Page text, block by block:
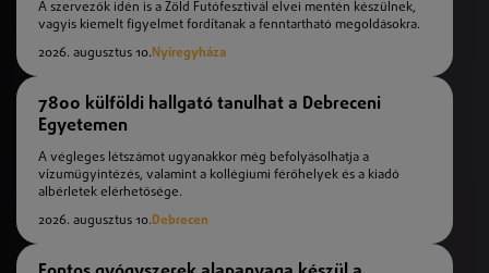
A szervezők idén is a Zöld Futófesztivál elvei mentén készülnek,
vagyis kiemelt figyelmet fordítanak a fenntartható megoldásokra.
2026. augusztus 10. Nyíregyháza
7800 külföldi hallgató tanulhat a Debreceni
Egyetemen
A végleges létszámot ugyanakkor még befolyásolhatja a
vízumügyintézés, valamint a kollégiumi férőhelyek és a kiadó
albérletek elérhetősége.
2026. augusztus 10.Debrecen